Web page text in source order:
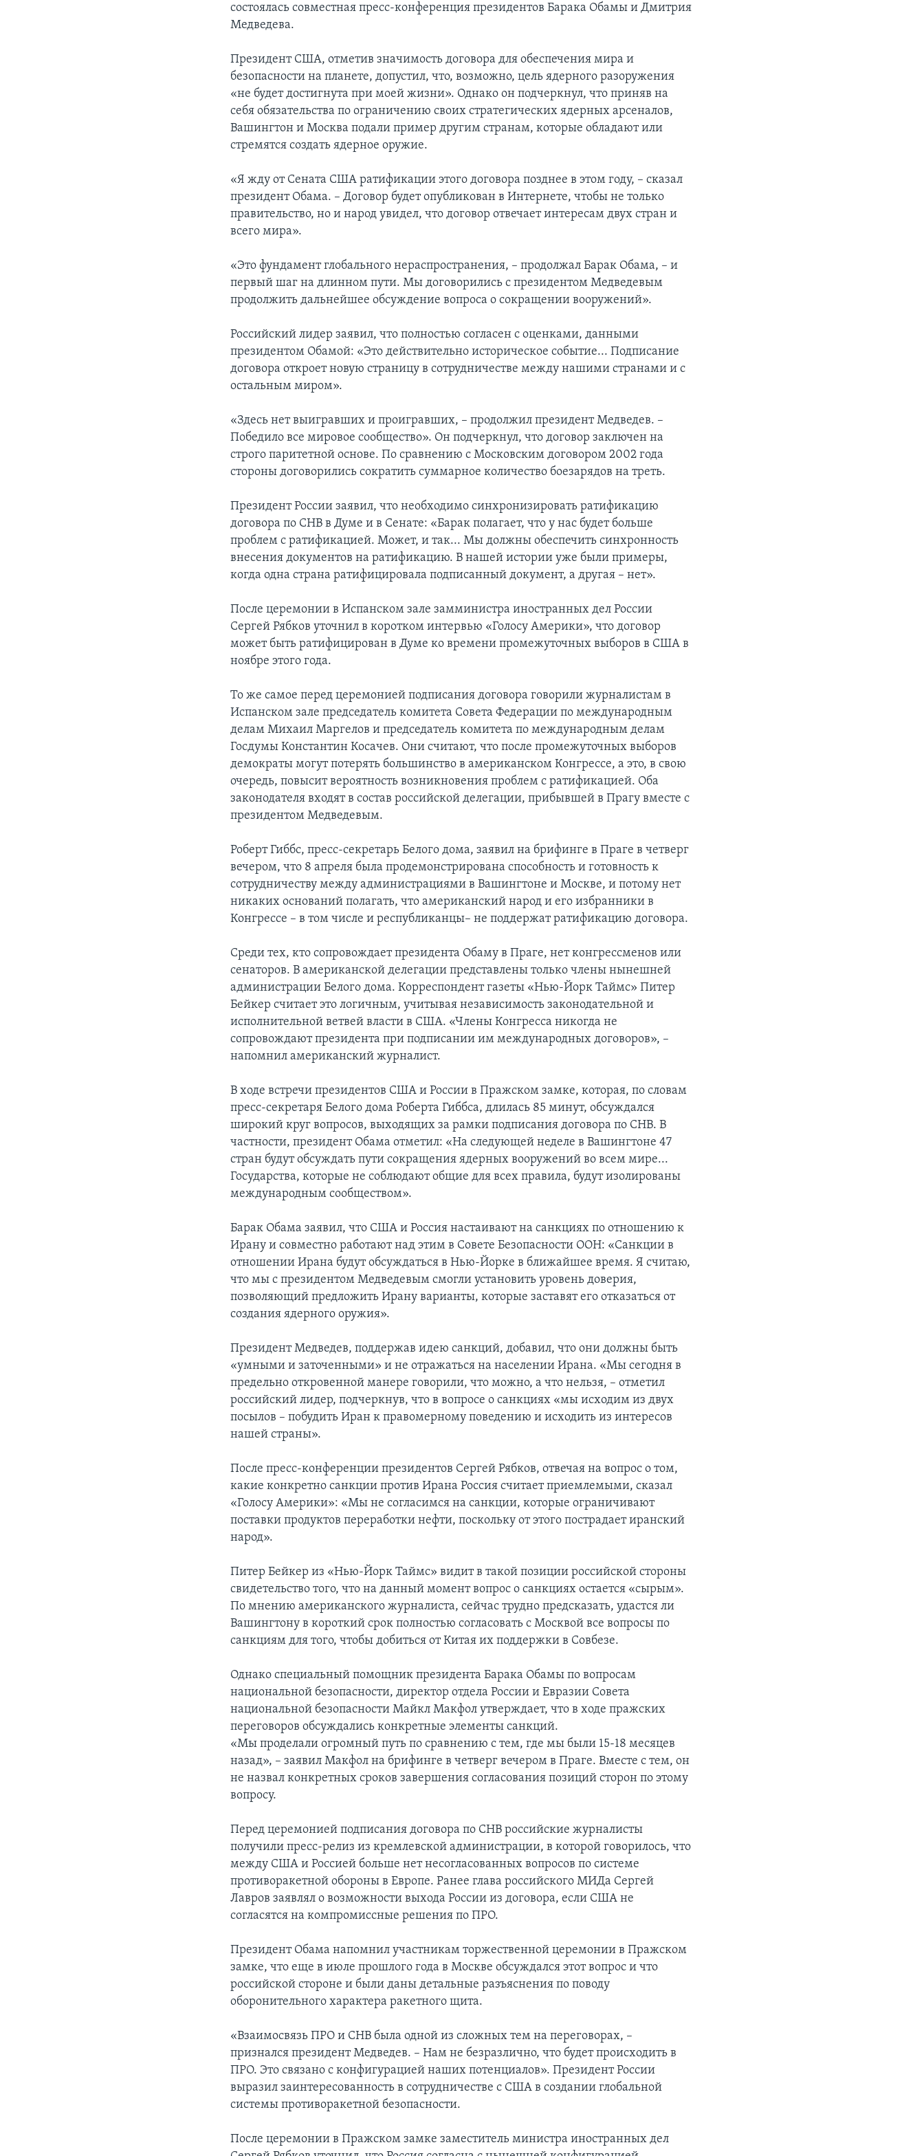
состоялась совместная пресс-конференция президентов Барака Обамы и Дмитрия
Медведева.
Президент США, отметив значимость договора для обеспечения мира и
безопасности на планете, допустил, что, возможно, цель ядерного разоружения
«не будет достигнута при моей жизни». Однако он подчеркнул, что приняв на
себя обязательства по ограничению своих стратегических ядерных арсеналов,
Вашингтон и Москва подали пример другим странам, которые обладают или
стремятся создать ядерное оружие.
«Я жду от Сената США ратификации этого договора позднее в этом году, – сказал
президент Обама. – Договор будет опубликован в Интернете, чтобы не только
правительство, но и народ увидел, что договор отвечает интересам двух стран и
всего мира».
«Это фундамент глобального нераспространения, – продолжал Барак Обама, – и
первый шаг на длинном пути. Мы договорились с президентом Медведевым
продолжить дальнейшее обсуждение вопроса о сокращении вооружений».
Российский лидер заявил, что полностью согласен с оценками, данными
президентом Обамой: «Это действительно историческое событие... Подписание
договора откроет новую страницу в сотрудничестве между нашими странами и с
остальным миром».
«Здесь нет выигравших и проигравших, – продолжил президент Медведев. –
Победило все мировое сообщество». Он подчеркнул, что договор заключен на
строго паритетной основе. По сравнению с Московским договором 2002 года
стороны договорились сократить суммарное количество боезарядов на треть.
Президент России заявил, что необходимо синхронизировать ратификацию
договора по СНВ в Думе и в Сенате: «Барак полагает, что у нас будет больше
проблем с ратификацией. Может, и так... Мы должны обеспечить синхронность
внесения документов на ратификацию. В нашей истории уже были примеры,
когда одна страна ратифицировала подписанный документ, а другая – нет».
После церемонии в Испанском зале замминистра иностранных дел России
Сергей Рябков уточнил в коротком интервью «Голосу Америки», что договор
может быть ратифицирован в Думе ко времени промежуточных выборов в США в
ноябре этого года.
То же самое перед церемонией подписания договора говорили журналистам в
Испанском зале председатель комитета Совета Федерации по международным
делам Михаил Маргелов и председатель комитета по международным делам
Госдумы Константин Косачев. Они считают, что после промежуточных выборов
демократы могут потерять большинство в американском Конгрессе, а это, в свою
очередь, повысит вероятность возникновения проблем с ратификацией. Оба
законодателя входят в состав российской делегации, прибывшей в Прагу вместе с
президентом Медведевым.
Роберт Гиббс, пресс-секретарь Белого дома, заявил на брифинге в Праге в четверг
вечером, что 8 апреля была продемонстрирована способность и готовность к
сотрудничеству между администрациями в Вашингтоне и Москве, и потому нет
никаких оснований полагать, что американский народ и его избранники в
Конгрессе – в том числе и республиканцы– не поддержат ратификацию договора.
Среди тех, кто сопровождает президента Обаму в Праге, нет конгрессменов или
сенаторов. В американской делегации представлены только члены нынешней
администрации Белого дома. Корреспондент газеты «Нью-Йорк Таймс» Питер
Бейкер считает это логичным, учитывая независимость законодательной и
исполнительной ветвей власти в США. «Члены Конгресса никогда не
сопровождают президента при подписании им международных договоров», –
напомнил американский журналист.
В ходе встречи президентов США и России в Пражском замке, которая, по словам
пресс-секретаря Белого дома Роберта Гиббса, длилась 85 минут, обсуждался
широкий круг вопросов, выходящих за рамки подписания договора по СНВ. В
частности, президент Обама отметил: «На следующей неделе в Вашингтоне 47
стран будут обсуждать пути сокращения ядерных вооружений во всем мире...
Государства, которые не соблюдают общие для всех правила, будут изолированы
международным сообществом».
Барак Обама заявил, что США и Россия настаивают на санкциях по отношению к
Ирану и совместно работают над этим в Совете Безопасности ООН: «Санкции в
отношении Ирана будут обсуждаться в Нью-Йорке в ближайшее время. Я считаю,
что мы с президентом Медведевым смогли установить уровень доверия,
позволяющий предложить Ирану варианты, которые заставят его отказаться от
создания ядерного оружия».
Президент Медведев, поддержав идею санкций, добавил, что они должны быть
«умными и заточенными» и не отражаться на населении Ирана. «Мы сегодня в
предельно откровенной манере говорили, что можно, а что нельзя, – отметил
российский лидер, подчеркнув, что в вопросе о санкциях «мы исходим из двух
посылов – побудить Иран к правомерному поведению и исходить из интересов
нашей страны».
После пресс-конференции президентов Сергей Рябков, отвечая на вопрос о том,
какие конкретно санкции против Ирана Россия считает приемлемыми, сказал
«Голосу Америки»: «Мы не согласимся на санкции, которые ограничивают
поставки продуктов переработки нефти, поскольку от этого пострадает иранский
народ».
Питер Бейкер из «Нью-Йорк Таймс» видит в такой позиции российской стороны
свидетельство того, что на данный момент вопрос о санкциях остается «сырым».
По мнению американского журналиста, сейчас трудно предсказать, удастся ли
Вашингтону в короткий срок полностью согласовать с Москвой все вопросы по
санкциям для того, чтобы добиться от Китая их поддержки в Совбезе.
Однако специальный помощник президента Барака Обамы по вопросам
национальной безопасности, директор отдела России и Евразии Совета
национальной безопасности Майкл Макфол утверждает, что в ходе пражских
переговоров обсуждались конкретные элементы санкций.
«Мы проделали огромный путь по сравнению с тем, где мы были 15-18 месяцев
назад», – заявил Макфол на брифинге в четверг вечером в Праге. Вместе с тем, он
не назвал конкретных сроков завершения согласования позиций сторон по этому
вопросу.
Перед церемонией подписания договора по СНВ российские журналисты
получили пресс-релиз из кремлевской администрации, в которой говорилось, что
между США и Россией больше нет несогласованных вопросов по системе
противоракетной обороны в Европе. Ранее глава российского МИДа Сергей
Лавров заявлял о возможности выхода России из договора, если США не
согласятся на компромиссные решения по ПРО.
Президент Обама напомнил участникам торжественной церемонии в Пражском
замке, что еще в июле прошлого года в Москве обсуждался этот вопрос и что
российской стороне и были даны детальные разъяснения по поводу
оборонительного характера ракетного щита.
«Взаимосвязь ПРО и СНВ была одной из сложных тем на переговорах, –
признался президент Медведев. – Нам не безразлично, что будет происходить в
ПРО. Это связано с конфигурацией наших потенциалов». Президент России
выразил заинтересованность в сотрудничестве с США в создании глобальной
системы противоракетной безопасности.
После церемонии в Пражском замке заместитель министра иностранных дел